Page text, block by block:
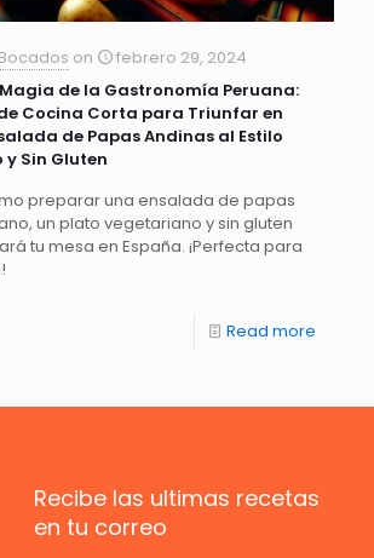
on
febrero 29, 2024
de la Gastronomía Peruana:
Cocina Corta para Triunfar en
de Papas Andinas al Estilo
Sin Gluten
preparar una ensalada de papas
un plato vegetariano y sin gluten
tu mesa en España. ¡Perfecta para
Read more
Recibe las ultimas recetas
en tu correo